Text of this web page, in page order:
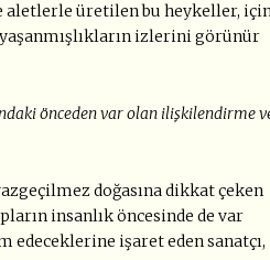
aletlerle üretilen bu heykeller,
izlerini görünür
önceden var olan ilişkilendirme
doğasına dikkat çeken
insanlık öncesinde de var
edeceklerine işaret eden sanatçı,